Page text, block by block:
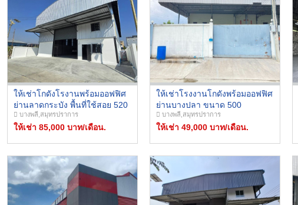
ให้เช่าโกดังโรงานพร้อมออฟฟิศ
ย่านลาดกระบัง พื้นที่ใช้สอย 520
ตรม. ใกล้สนามบินสุวรรณภูมิ
ถ.ศรีนครินทร์, ถ.อ่อนนุช-
ออก, ทางด่วนพระราม 9 และ
ทางด่วนบางนา
บางพลี,สมุทรปราการ
ให้เช่า 85,000 บาท/เดือน.
ให้เช่าโรงงานโกดังพร้อมออฟฟิศ
ย่านบางปลา ขนาด 500
ตรม.บริเวณซอยธนสิทธิ์ บาง
ปลา2 บางพลี สมุทรปราการ เข้า
บางพลี,สมุทรปราการ
ให้เช่า 49,000 บาท/เดือน.